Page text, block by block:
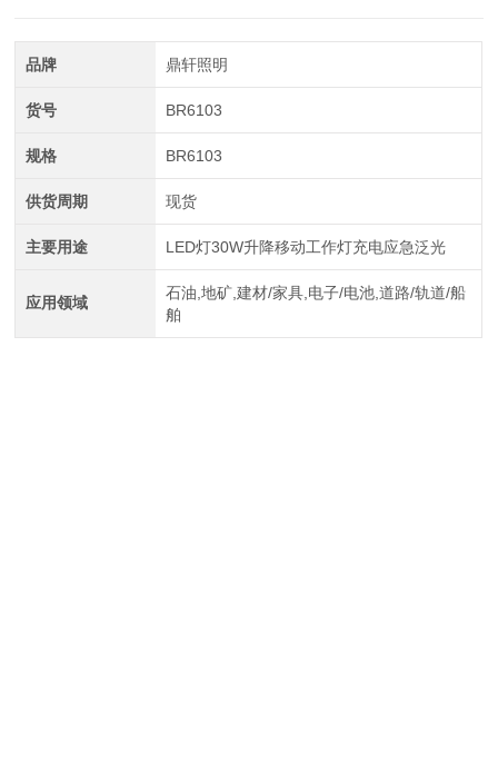
品牌 鼎轩照明
货号 BR6103
规格 BR6103
供货周期 现货
主要用途 LED灯30W升降移动工作灯充电应急泛光
应用领域
石油,地矿,建材/家具,电子/电池,道路/轨道/船
舶